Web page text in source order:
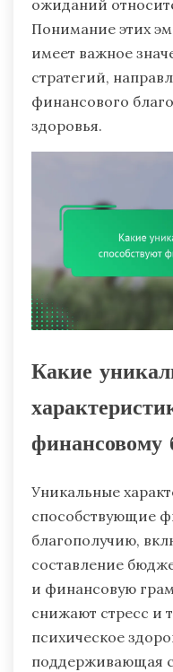
ожиданий
Понимание этих
имеет важное
стратегий,
финансового
здоровья.
Какие
финансовому
Уникальные
способствующие
благополучию,
составление
и финансовую
снижают стресс и
психическое
поддерживающая